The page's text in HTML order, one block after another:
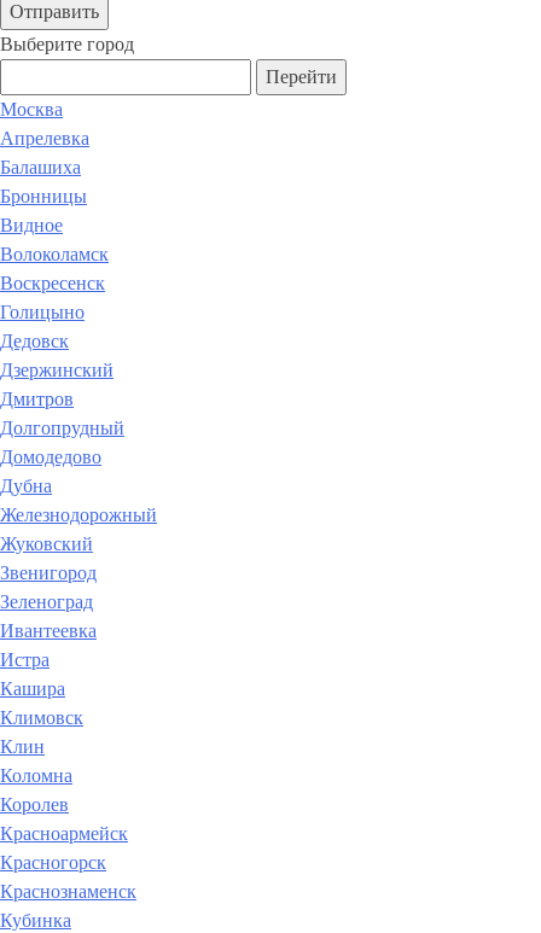
Выберите город
Перейти
Москва
Апрелевка
Балашиха
Бронницы
Видное
Волоколамск
Воскресенск
Голицыно
Дедовск
Дзержинский
Дмитров
Долгопрудный
Домодедово
Дубна
Железнодорожный
Жуковский
Звенигород
Зеленоград
Ивантеевка
Истра
Кашира
Климовск
Клин
Коломна
Королев
Красноармейск
Красногорск
Краснознаменск
Кубинка